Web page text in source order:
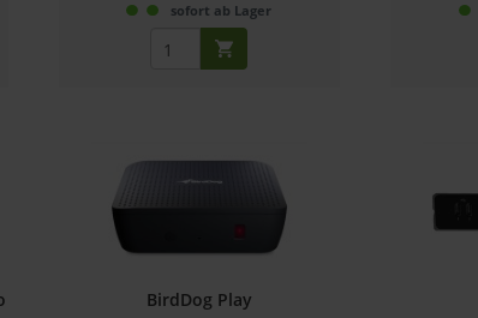
sofort ab Lager
BirdDog Play